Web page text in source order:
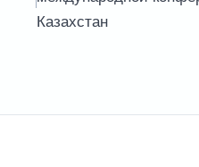
Казахстан